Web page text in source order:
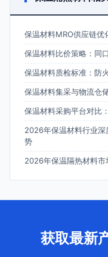
保温材料MRO供应链优
保温材料比价策略：同
保温材料质检标准：防
保温材料集采与物流仓
保温材料采购平台对比
2026年保温材料行业深
势
2026年保温隔热材料
获取最新